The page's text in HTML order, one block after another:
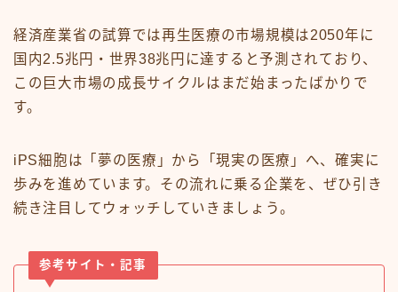
経済産業省の試算では再生医療の市場規模は2050年に
国内2.5兆円・世界38兆円に達すると予測されており、
この巨大市場の成長サイクルはまだ始まったばかりで
す。
iPS細胞は「夢の医療」から「現実の医療」へ、確実に
歩みを進めています。その流れに乗る企業を、ぜひ引き
続き注目してウォッチしていきましょう。
参考サイト・記事